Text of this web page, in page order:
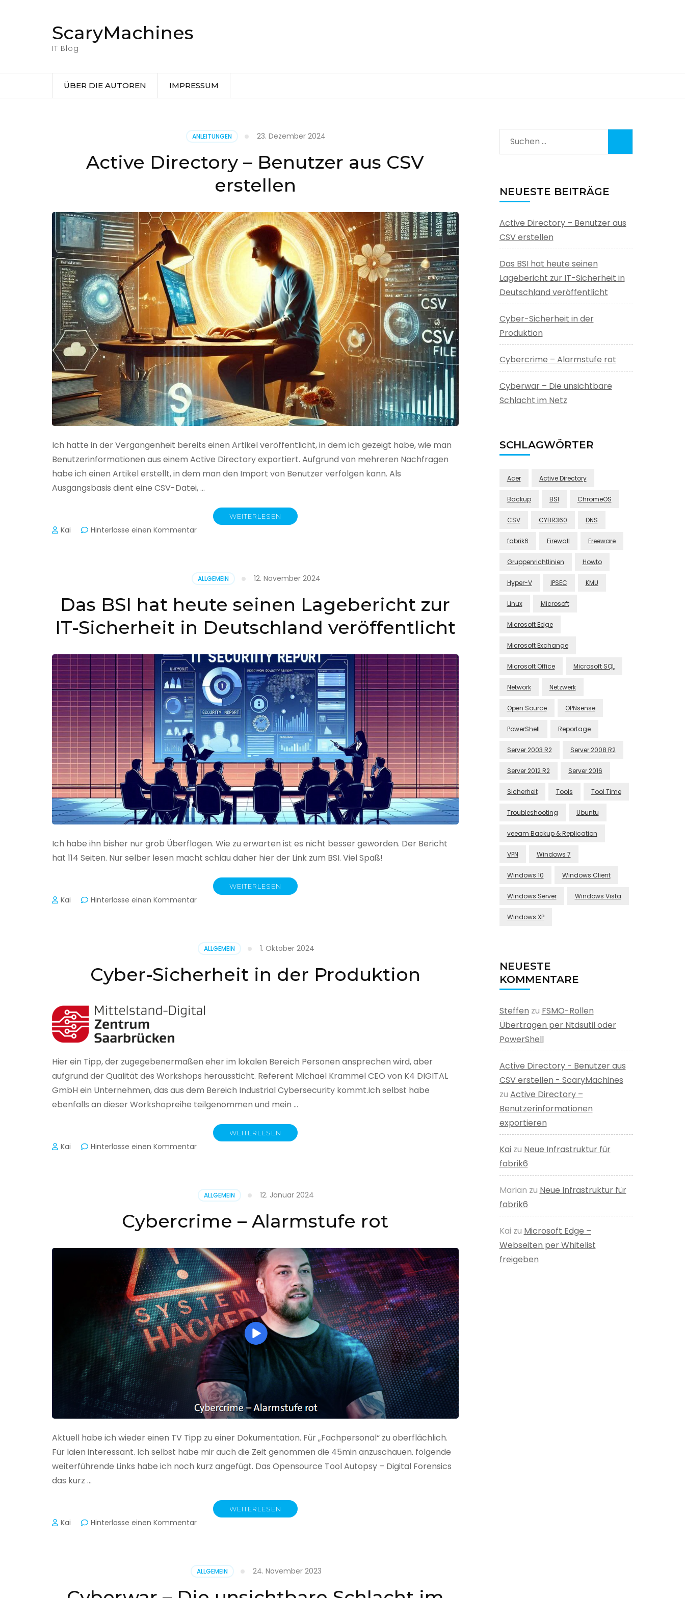
(Eingabetaste
ScaryMachines
IT Blog
ÜBER DIE AUTOREN IMPRESSUM
ANLEITUNGEN 23. Dezember 2024
Active Directory – Benutzer aus CSV
erstellen
Ich hatte in der Vergangenheit bereits einen Artikel veröffentlicht, in dem ich gezeigt habe, wie man
Benutzerinformationen aus einem Active Directory exportiert. Aufgrund von mehreren Nachfragen
habe ich einen Artikel erstellt, in dem man den Import von Benutzer verfolgen kann. Als
Ausgangsbasis dient eine CSV-Datei, …
WEITERLESEN
Kai Hinterlasse einen Kommentarzu
Benutzer
aus
erstellen
ALLGEMEIN 12. November 2024
Das BSI hat heute seinen Lagebericht zur
IT-Sicherheit in Deutschland veröffentlicht
Ich habe ihn bisher nur grob Überflogen. Wie zu erwarten ist es nicht besser geworden. Der Bericht
hat 114 Seiten. Nur selber lesen macht schlau daher hier der Link zum BSI. Viel Spaß!
WEITERLESEN
Kai Hinterlasse einen Kommentarzu
heute
seinen
zur
in
Deutschland
ALLGEMEIN 1. Oktober 2024
Cyber-Sicherheit in der Produktion
Hier ein Tipp, der zugegebenermaßen eher im lokalen Bereich Personen ansprechen wird, aber
aufgrund der Qualität des Workshops heraussticht. Referent Michael Krammel CEO von K4 DIGITAL
GmbH ein Unternehmen, das aus dem Bereich Industrial Cybersecurity kommt.Ich selbst habe
ebenfalls an dieser Workshopreihe teilgenommen und mein …
WEITERLESEN
Kai Hinterlasse einen Kommentarzu
der
Produktion
ALLGEMEIN 12. Januar 2024
Cybercrime – Alarmstufe rot
Aktuell habe ich wieder einen TV Tipp zu einer Dokumentation. Für „Fachpersonal“ zu oberflächlich.
Für laien interessant. Ich selbst habe mir auch die Zeit genommen die 45min anzuschauen. folgende
weiterführende Links habe ich noch kurz angefügt. Das Opensource Tool Autopsy – Digital Forensics
das kurz …
WEITERLESEN
Kai Hinterlasse einen Kommentarzu
rot
ALLGEMEIN 24. November 2023
Suchen
nach:
NEUESTE BEITRÄGE
Active Directory – Benutzer aus
CSV erstellen
Das BSI hat heute seinen
Lagebericht zur IT-Sicherheit in
Deutschland veröffentlicht
Cyber-Sicherheit in der
Produktion
Cybercrime – Alarmstufe rot
Cyberwar – Die unsichtbare
Schlacht im Netz
SCHLAGWÖRTER
Acer Active Directory
Backup BSI ChromeOS
CSV CYBR360 DNS
fabrik6 Firewall Freeware
Gruppenrichtlinien Howto
Hyper-V IPSEC KMU
Linux Microsoft
Microsoft Edge
Microsoft Exchange
Microsoft Office Microsoft SQL
Network Netzwerk
Open Source OPNsense
PowerShell Reportage
Server 2003 R2 Server 2008 R2
Server 2012 R2 Server 2016
Sicherheit Tools Tool Time
Troubleshooting Ubuntu
veeam Backup & Replication
VPN Windows 7
Windows 10 Windows Client
Windows Server Windows Vista
Windows XP
NEUESTE
KOMMENTARE
Steffen zu FSMO-Rollen
Übertragen per Ntdsutil oder
PowerShell
Active Directory - Benutzer aus
CSV erstellen - ScaryMachines
zu Active Directory –
Benutzerinformationen
exportieren
Kaizu Neue Infrastruktur für
fabrik6
Marian zu Neue Infrastruktur für
fabrik6
Kai zu Microsoft Edge –
Webseiten per Whitelist
freigeben